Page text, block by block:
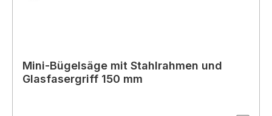
Mini-Bügelsäge mit Stahlrahmen und
Glasfasergriff 150 mm